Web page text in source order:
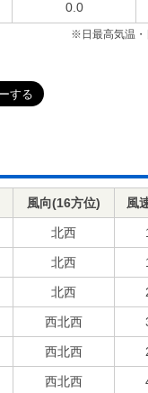
0.0
※日最高気温・
風向(16方位) 風
北西
北西
北西
西北西
西北西
西北西